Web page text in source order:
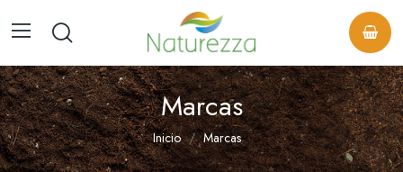
Marcas
Inicio Marcas